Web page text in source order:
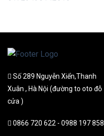
Số 289 Nguyễn Xiển,Thanh
Xuân , Hà Nội (đường to oto đỗ
cửa )
0866 720 622 - 0988 197 858